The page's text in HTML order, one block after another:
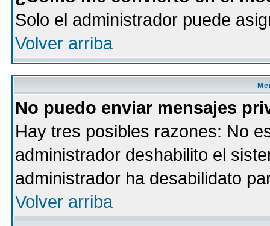
Solo el administrador puede
Volver arriba
No puedo enviar mensajes
Hay tres posibles razones: No
administrador deshabilito el
administrador ha desabilidato
Volver arriba